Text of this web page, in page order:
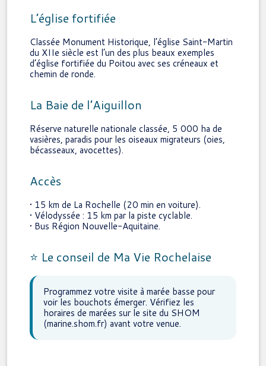
L’église fortifiée
Classée Monument Historique, l’église Saint-Martin
du XIIe siècle est l’un des plus beaux exemples
d’église fortifiée du Poitou avec ses créneaux et
chemin de ronde.
La Baie de l’Aiguillon
Réserve naturelle nationale classée, 5 000 ha de
vasières, paradis pour les oiseaux migrateurs (oies,
bécasseaux, avocettes).
Accès
• 15 km de La Rochelle (20 min en voiture).
• Vélodyssée : 15 km par la piste cyclable.
• Bus Région Nouvelle-Aquitaine.
⭐ Le conseil de Ma Vie Rochelaise
Programmez votre visite à marée basse pour
voir les bouchots émerger. Vérifiez les
horaires de marées sur le site du SHOM
(marine.shom.fr) avant votre venue.